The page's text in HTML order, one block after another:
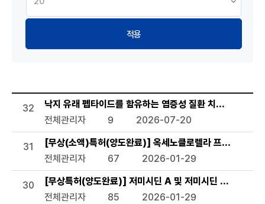
적용
기술이전 현황 목록으로 번호, 제목, 작성자, 조회수,등록일, 첨
32
낙지 유래 펩타이드를 함유하는 염증성 질환 치료용 약학 조
전체관리자
9 2026-07-20
31
[무상(소액)특허(양도완료)] 옥세노클로렐라 프로토테코
전체관리자
67 2026-01-29
30
[무상특허(양도완료)] 저미시딘 A 및 저미시딘 B를 생산
전체관리자
85 2026-01-29